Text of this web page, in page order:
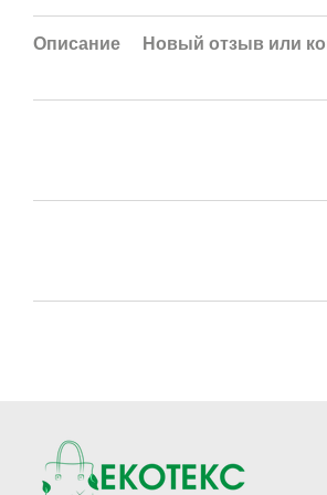
Описание Новый отзыв или